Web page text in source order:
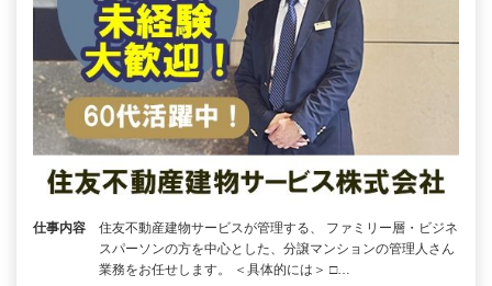
仕事内容
住友不動産建物サービスが管理する、 ファミリー層・ビジネ
スパーソンの方を中心とした、分譲マンションの管理人さん
業務をお任せします。 ＜具体的には＞ □…